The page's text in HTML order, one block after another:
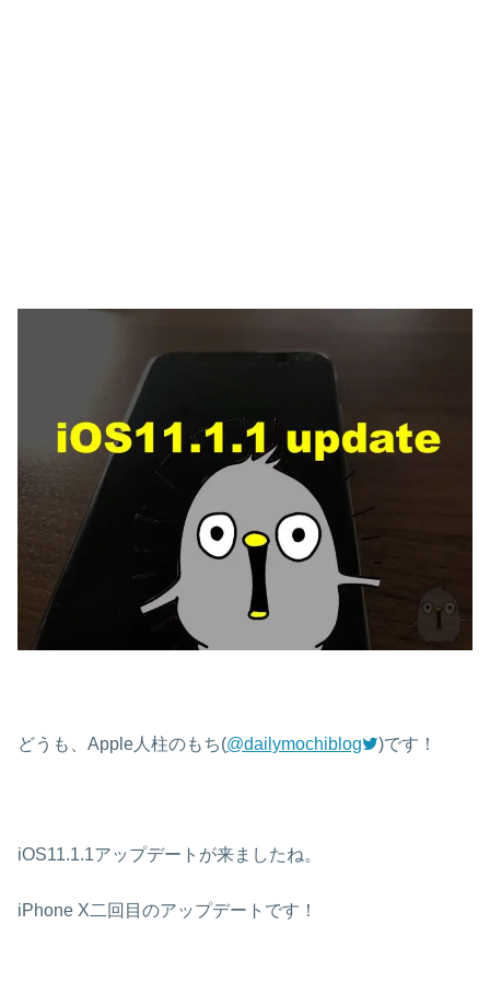
どうも、Apple人柱のもち(@dailymochiblog )です！
iOS11.1.1アップデートが来ましたね。
iPhone X二回目のアップデートです！